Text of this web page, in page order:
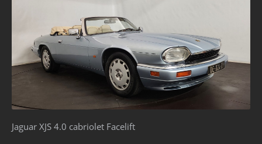
Jaguar XJS 4.0 cabriolet Facelift